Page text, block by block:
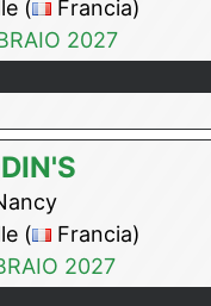
(
Francia)
2027
(
Francia)
2027